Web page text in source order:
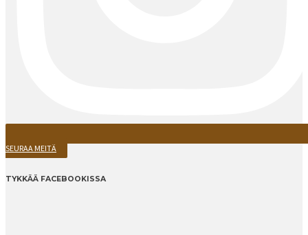
SEURAA MEITÄ
TYKKÄÄ FACEBOOKISSA